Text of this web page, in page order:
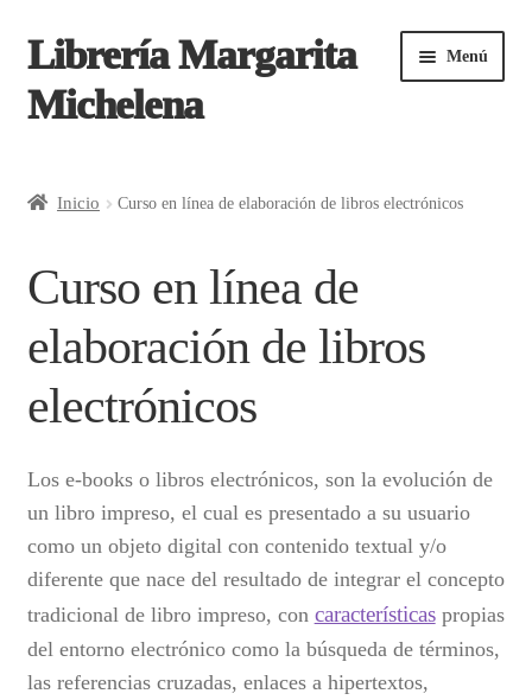
Saltar
navegación
Ir
contenido
Librería Margarita
Michelena
Menú
Aviso de privacidad | Tienda en línea Margarita
Michelena
Carrito
Contacto
Curso en línea de elaboración de libros electrónicos
Finalizar compra
Listas de precios
Inicio Curso en línea de elaboración de libros electrónicos
Curso en línea de
elaboración de libros
electrónicos
Los e-books o libros electrónicos, son la evolución de
un libro impreso, el cual es presentado a su usuario
como un objeto digital con contenido textual y/o
diferente que nace del resultado de integrar el concepto
tradicional de libro impreso, con característicaspropias
del entorno electrónico como la búsqueda de términos,
las referencias cruzadas, enlaces a hipertextos,